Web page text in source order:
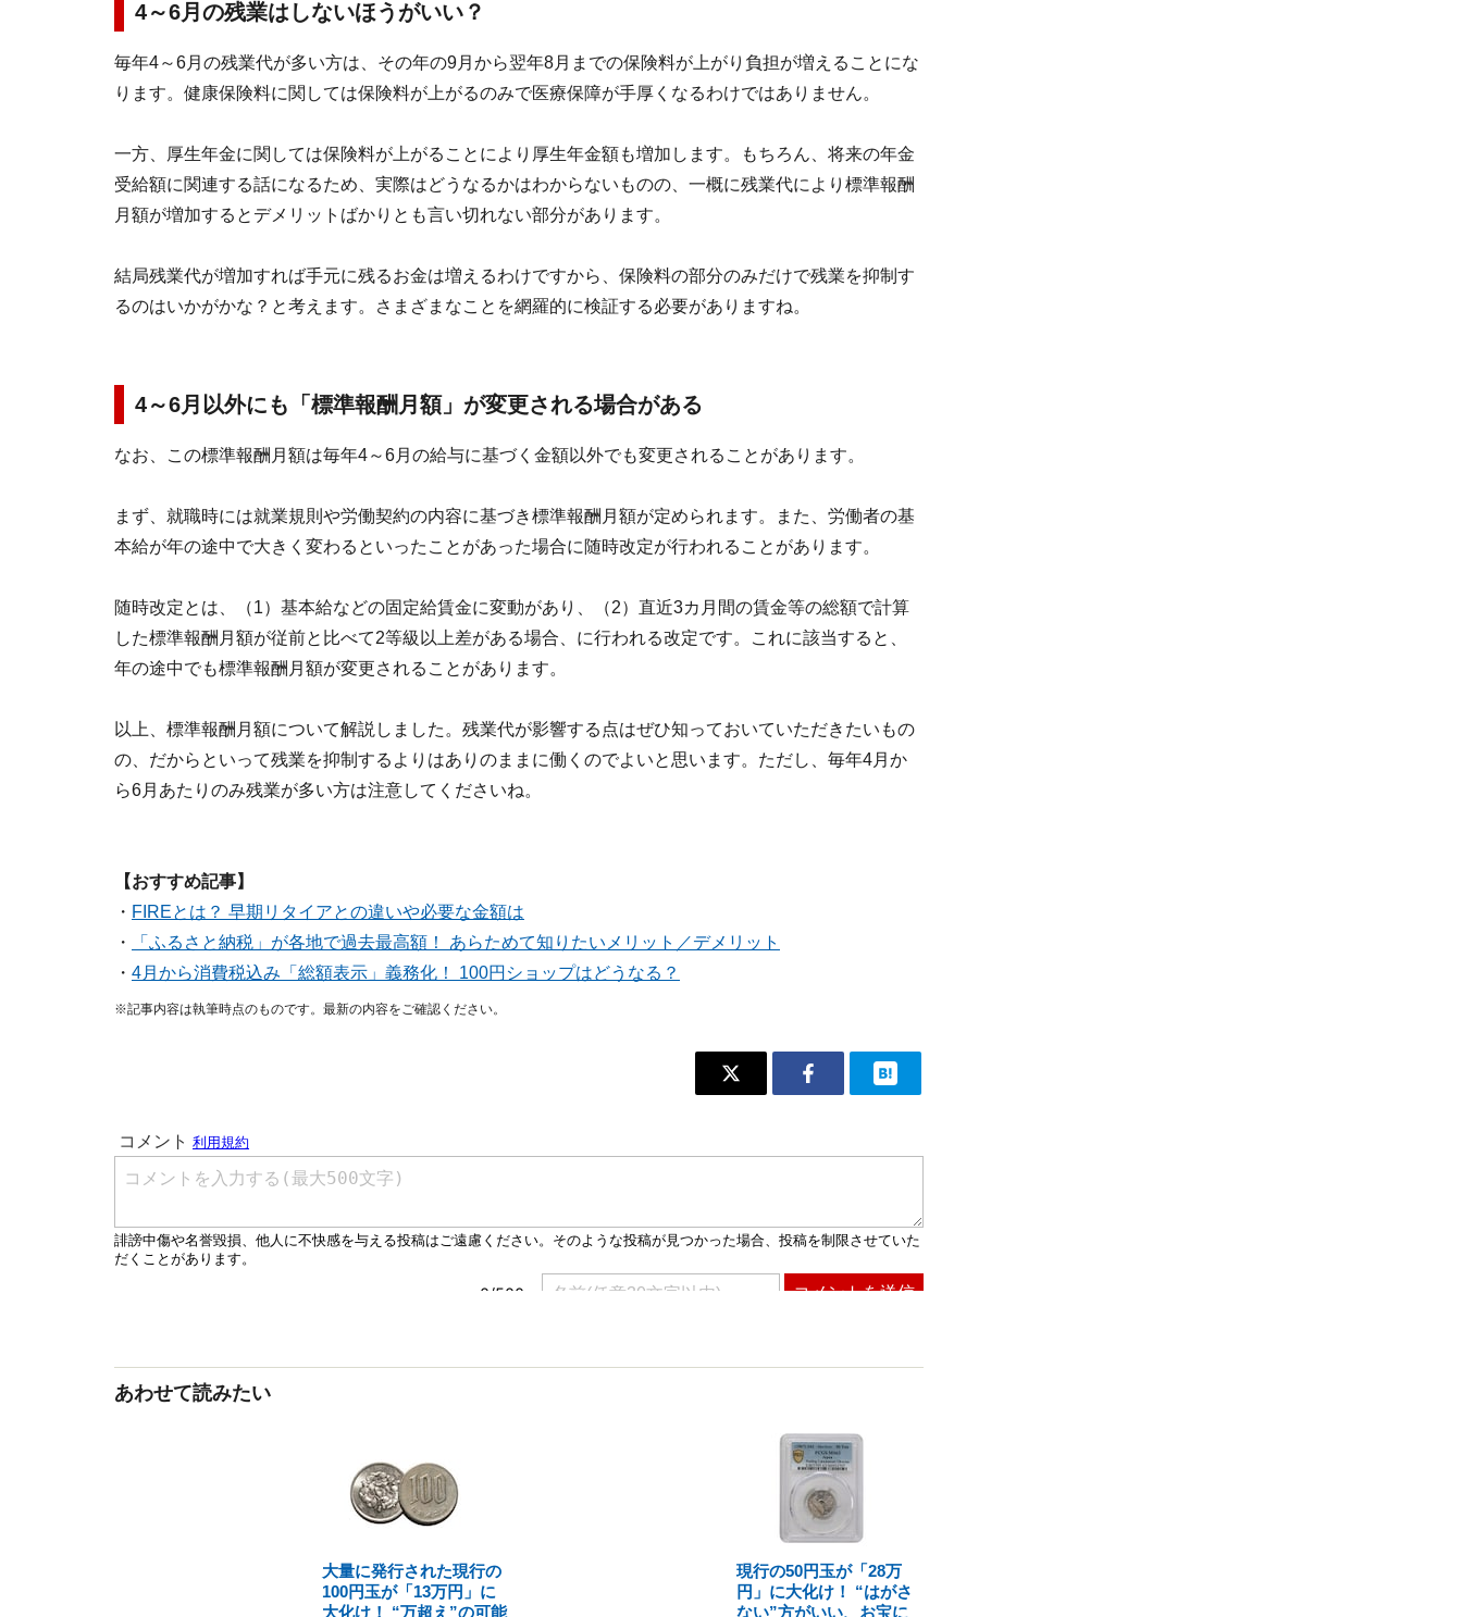
4～6月の残業はしないほうがいい？
毎年4～6月の残業代が多い方は、その年の9月から翌年8月までの保険料が上がり負担が増えることにな
ります。健康保険料に関しては保険料が上がるのみで医療保障が手厚くなるわけではありません。
一方、厚生年金に関しては保険料が上がることにより厚生年金額も増加します。もちろん、将来の年金
受給額に関連する話になるため、実際はどうなるかはわからないものの、一概に残業代により標準報酬
月額が増加するとデメリットばかりとも言い切れない部分があります。
結局残業代が増加すれば手元に残るお金は増えるわけですから、保険料の部分のみだけで残業を抑制す
るのはいかがかな？と考えます。さまざまなことを網羅的に検証する必要がありますね。
4～6月以外にも「標準報酬月額」が変更される場合がある
なお、この標準報酬月額は毎年4～6月の給与に基づく金額以外でも変更されることがあります。
まず、就職時には就業規則や労働契約の内容に基づき標準報酬月額が定められます。また、労働者の基
本給が年の途中で大きく変わるといったことがあった場合に随時改定が行われることがあります。
随時改定とは、（1）基本給などの固定給賃金に変動があり、（2）直近3カ月間の賃金等の総額で計算
した標準報酬月額が従前と比べて2等級以上差がある場合、に行われる改定です。これに該当すると、
年の途中でも標準報酬月額が変更されることがあります。
以上、標準報酬月額について解説しました。残業代が影響する点はぜひ知っておいていただきたいもの
の、だからといって残業を抑制するよりはありのままに働くのでよいと思います。ただし、毎年4月か
ら6月あたりのみ残業が多い方は注意してくださいね。
【おすすめ記事】
・ FIREとは？ 早期リタイアとの違いや必要な金額は
・
「ふるさと納税」が各地で過去最高額！ あらためて知りたいメリット／デメリット
・ 4月から消費税込み「総額表示」義務化！ 100円ショップはどうなる？
※記事内容は執筆時点のものです。最新の内容をご確認ください。
あわせて読みたい
大量に発行された現行の
100円玉が「13万円」に
大化け！ “万超え”の可能
現行の50円玉が「28万
円」に大化け！ “はがさ
ない”方がいい、お宝に